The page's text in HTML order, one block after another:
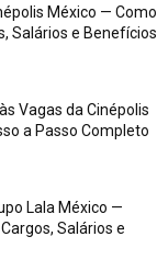
México — Como
Salários e Benefícios
Vagas da Cinépolis
a Passo Completo
Lala México —
Salários e